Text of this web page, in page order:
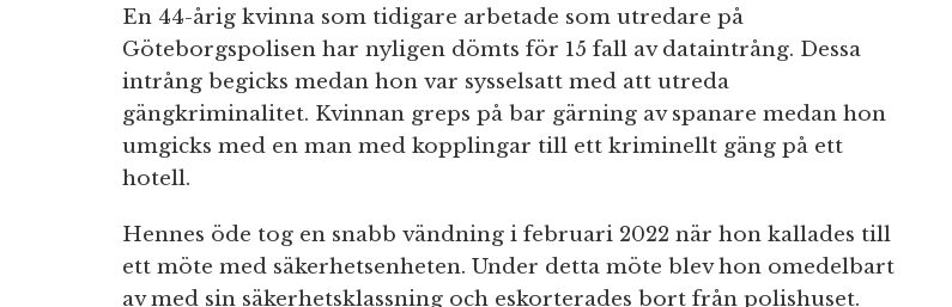
En 44-årig kvinna som tidigare arbetade som utredare på
Göteborgspolisen har nyligen dömts för 15 fall av dataintrång. Dessa
intrång begicks medan hon var sysselsatt med att utreda
gängkriminalitet. Kvinnan greps på bar gärning av spanare medan hon
umgicks med en man med kopplingar till ett kriminellt gäng på ett
hotell.
Hennes öde tog en snabb vändning i februari 2022 när hon kallades till
ett möte med säkerhetsenheten. Under detta möte blev hon omedelbart
av med sin säkerhetsklassning och eskorterades bort från polishuset.